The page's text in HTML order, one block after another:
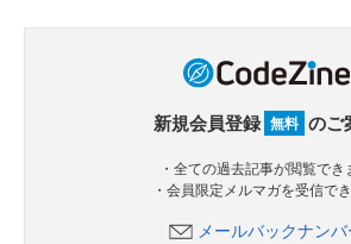
新規会員登録 無料 のご
・全ての過去記事が閲覧でき
・会員限定メルマガを受信で
メールバックナンバ